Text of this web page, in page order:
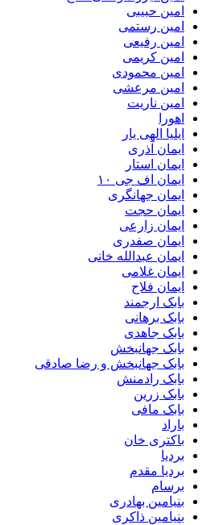
امین حبیبی
امین رستمی
امین رفیعی
امین کریمی
امین محمودی
امین مرعشی
امین ناریت
اهورا
ایلیا الهی یار
ایمان آذری
ایمان استار
ایمان اف جی ۱۰
ایمان جهانگری
ایمان حجت
ایمان زارعی
ایمان صفدری
ایمان عبدالله خانی
ایمان غلامی
ایمان فلاح
بابک ارجمند
بابک برهانی
بابک جاهدی
بابک جهانبخش
بابک جهانبخش و رضا صادقی
بابک رادمنش
بابک زرین
بابک مافی
باراد
باکتری خان
بردیا
بردیا مقدم
برسام
بنیامین بهادری
بنیامین ذاکری